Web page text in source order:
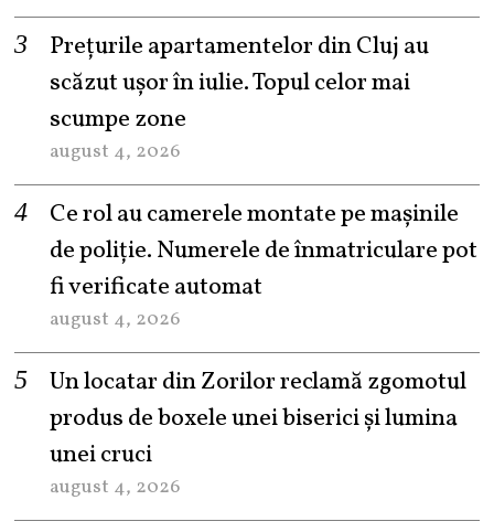
Prețurile apartamentelor din Cluj au
scăzut ușor în iulie. Topul celor mai
scumpe zone
august 4, 2026
Ce rol au camerele montate pe mașinile
de poliție. Numerele de înmatriculare pot
fi verificate automat
august 4, 2026
Un locatar din Zorilor reclamă zgomotul
produs de boxele unei biserici și lumina
unei cruci
august 4, 2026